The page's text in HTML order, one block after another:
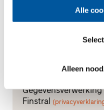
Alle
Alleen
Finstral